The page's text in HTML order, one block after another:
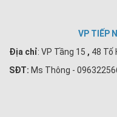
VP TIẾP
Địa chỉ: VP Tầng 15 , 48 Tố
SĐT: Ms Thông -